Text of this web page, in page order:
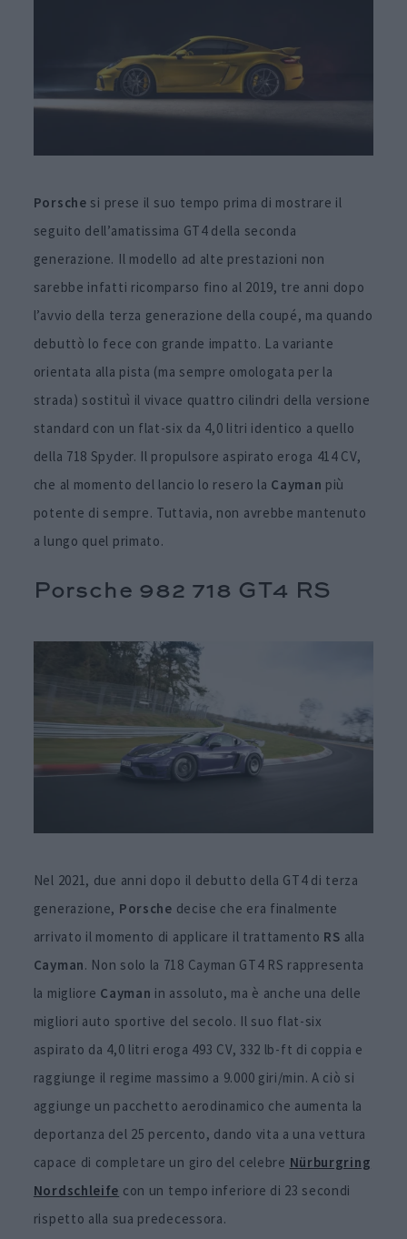
Porsche si prese il suo tempo prima di mostrare il
seguito dell’amatissima GT4 della seconda
generazione. Il modello ad alte prestazioni non
sarebbe infatti ricomparso fino al 2019, tre anni dopo
l’avvio della terza generazione della coupé, ma quando
debuttò lo fece con grande impatto. La variante
orientata alla pista (ma sempre omologata per la
strada) sostituì il vivace quattro cilindri della versione
standard con un flat-six da 4,0 litri identico a quello
della 718 Spyder. Il propulsore aspirato eroga 414 CV,
che al momento del lancio lo resero la Cayman più
potente di sempre. Tuttavia, non avrebbe mantenuto
a lungo quel primato.
Porsche 982 718 GT4 RS
Nel 2021, due anni dopo il debutto della GT4 di terza
generazione, Porsche decise che era finalmente
arrivato il momento di applicare il trattamento RS alla
Cayman. Non solo la 718 Cayman GT4 RS rappresenta
la migliore Cayman in assoluto, ma è anche una delle
migliori auto sportive del secolo. Il suo flat-six
aspirato da 4,0 litri eroga 493 CV, 332 lb-ft di coppia e
raggiunge il regime massimo a 9.000 giri/min. A ciò si
aggiunge un pacchetto aerodinamico che aumenta la
deportanza del 25 percento, dando vita a una vettura
capace di completare un giro del celebre Nürburgring
Nordschleife con un tempo inferiore di 23 secondi
rispetto alla sua predecessora.